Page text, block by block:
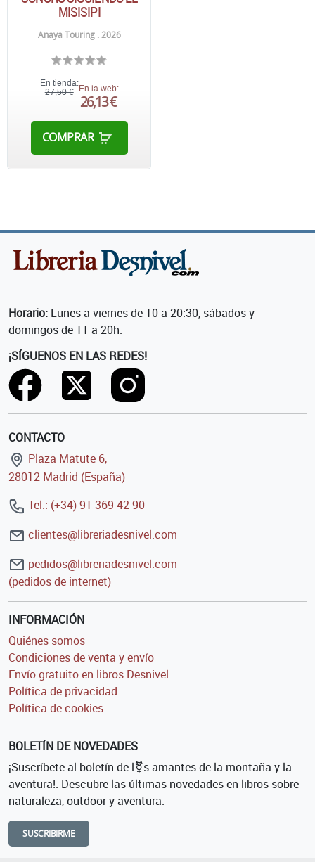
MISISIPI
Anaya Touring . 2026
En tienda:
27,50 € En la web:
26,13 €
COMPRAR
Horario: Lunes a viernes de 10 a 20:30, sábados y
domingos de 11 a 20h.
¡SÍGUENOS EN LAS REDES!
CONTACTO
Plaza Matute 6,
28012 Madrid (España)
Tel.: (+34) 91 369 42 90
clientes@libreriadesnivel.com
pedidos@libreriadesnivel.com
(pedidos de internet)
INFORMACIÓN
Quiénes somos
Condiciones de venta y envío
Envío gratuito en libros Desnivel
Política de privacidad
Política de cookies
BOLETÍN DE NOVEDADES
¡Suscríbete al boletín de l⚧s amantes de la montaña y la
aventura!. Descubre las últimas novedades en libros sobre
naturaleza, outdoor y aventura.
SUSCRIBIRME